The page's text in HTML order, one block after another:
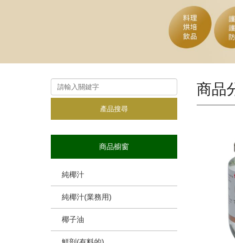
產品搜尋
商品櫥窗
純椰汁
純椰汁(業務用)
椰子油
商品